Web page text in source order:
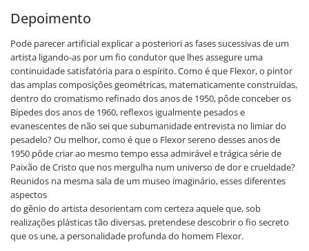
Depoimento
Pode parecer artificial explicar a posteriori as fases sucessivas de um
artista ligando-as por um fio condutor que lhes assegure uma
continuidade satisfatória para o espírito. Como é que Flexor, o pintor
das amplas composições geométricas, matematicamente construidas,
dentro do cromatismo refinado dos anos de 1950, pôde conceber os
Bípedes dos anos de 1960, reflexos igualmente pesados e
evanescentes de não sei que subumanidade entrevista no limiar do
pesadelo? Ou melhor, como é que o Flexor sereno desses anos de
1950 pôde criar ao mesmo tempo essa admirável e trágica série de
Paixão de Cristo que nos mergulha num universo de dor e crueldade?
Reunidos na mesma sala de um museo imaginário, esses diferentes
aspectos
do gênio do artista desorientam com certeza aquele que, sob
realizações plásticas tão diversas, pretendese descobrir o fio secreto
que os une, a personalidade profunda do homem Flexor.